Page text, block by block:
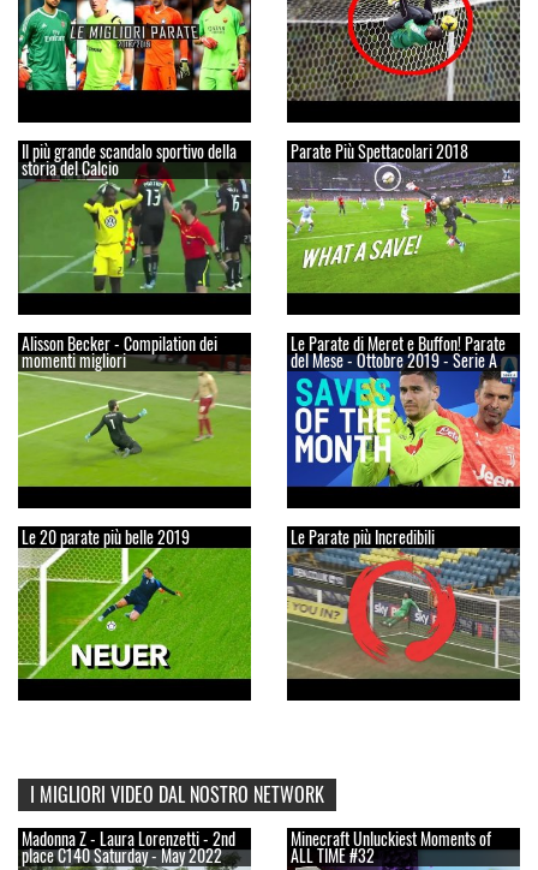
Il più grande scandalo sportivo della
storia del Calcio
Parate Più Spettacolari 2018
Alisson Becker - Compilation dei
momenti migliori
Le Parate di Meret e Buffon! Parate
del Mese - Ottobre 2019 - Serie A
Le 20 parate più belle 2019 Le Parate più Incredibili
I MIGLIORI VIDEO DAL NOSTRO NETWORK
Madonna Z - Laura Lorenzetti - 2nd
place C140 Saturday - May 2022
Minecraft Unluckiest Moments of
ALL TIME #32